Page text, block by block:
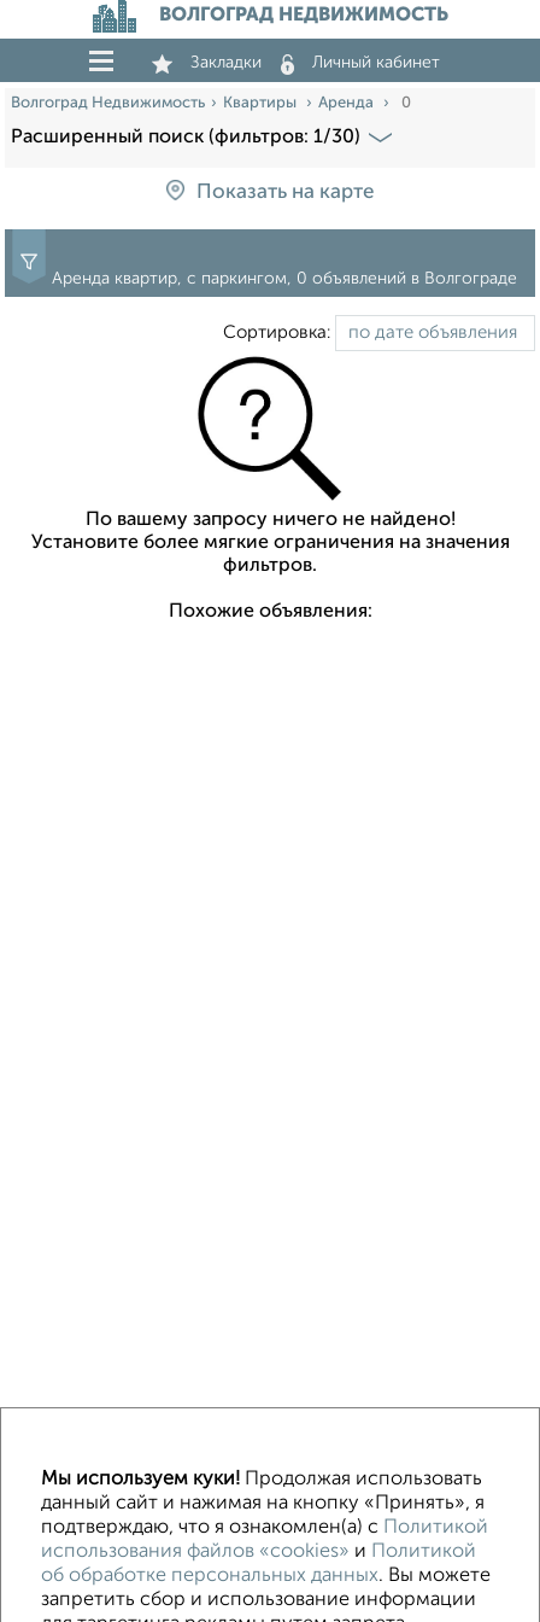
ВОЛГОГРАД НЕДВИЖИМОСТЬ
Закладки Личный кабинет
Волгоград Недвижимость Квартиры Аренда 0
Расширенный поиск (фильтров: 1/30)
Показать на карте
Аренда квартир, с паркингом, 0 объявлений в Волгограде
Сортировка:
По вашему запросу ничего не найдено!
Установите более мягкие ограничения на значения
фильтров.
Похожие объявления:
Однокомнатные Двухкомнатные
Без посредников
На длительный срок На сутки Без мебели
Контакты
Политика конфиденциальности
Пользовательское соглашение
Волгоград, улица Огарёва 15
© 2015–2026
Сайт-доска объявлений недвижимости
Мы используем куки!Продолжая использовать
данный сайт и нажимая на кнопку «Принять», я
подтверждаю, что я ознакомлен(а) с Политикой
использования файлов «cookies» и Политикой
об обработке персональных данных. Вы можете
запретить сбор и использование информации